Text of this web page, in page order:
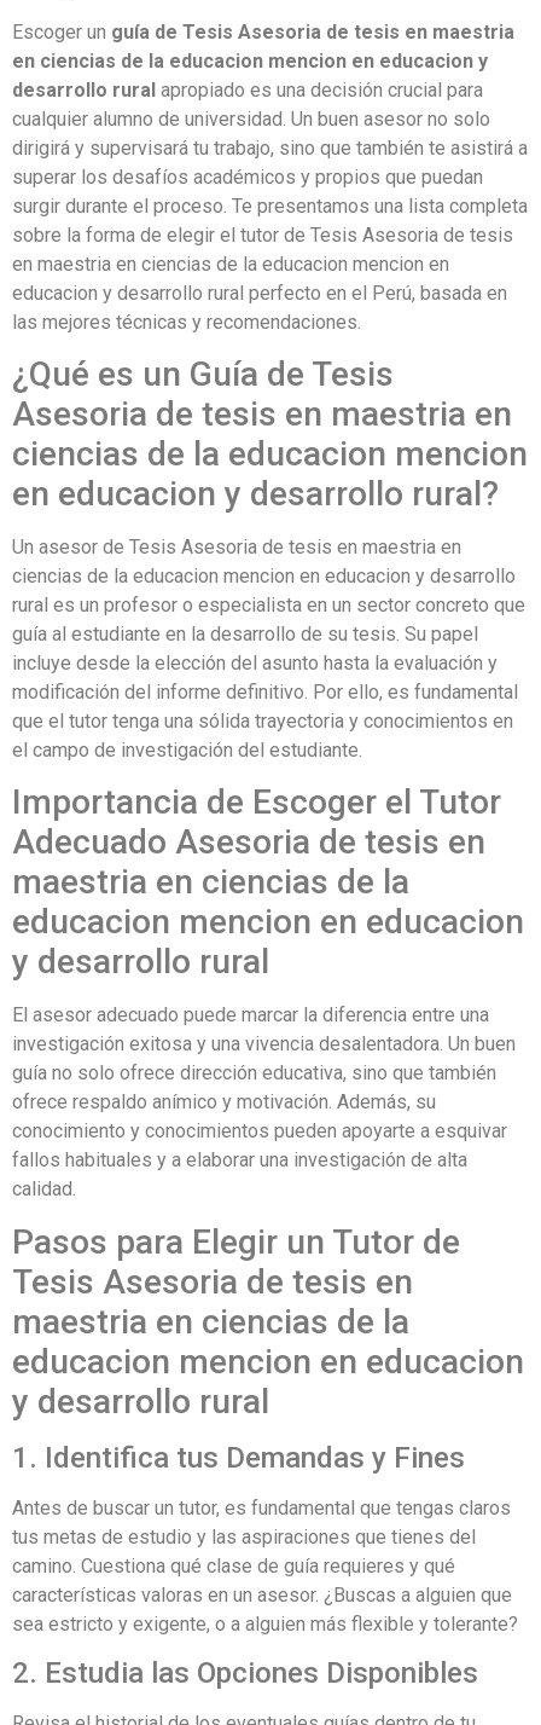
Escoger un guía de Tesis Asesoria de tesis en maestria
en ciencias de la educacion mencion en educacion y
desarrollo rural apropiado es una decisión crucial para
cualquier alumno de universidad. Un buen asesor no solo
dirigirá y supervisará tu trabajo, sino que también te asistirá a
superar los desafíos académicos y propios que puedan
surgir durante el proceso. Te presentamos una lista completa
sobre la forma de elegir el tutor de Tesis Asesoria de tesis
en maestria en ciencias de la educacion mencion en
educacion y desarrollo rural perfecto en el Perú, basada en
las mejores técnicas y recomendaciones.
¿Qué es un Guía de Tesis
Asesoria de tesis en maestria en
ciencias de la educacion mencion
en educacion y desarrollo rural?
Un asesor de Tesis Asesoria de tesis en maestria en
ciencias de la educacion mencion en educacion y desarrollo
rural es un profesor o especialista en un sector concreto que
guía al estudiante en la desarrollo de su tesis. Su papel
incluye desde la elección del asunto hasta la evaluación y
modificación del informe definitivo. Por ello, es fundamental
que el tutor tenga una sólida trayectoria y conocimientos en
el campo de investigación del estudiante.
Importancia de Escoger el Tutor
Adecuado Asesoria de tesis en
maestria en ciencias de la
educacion mencion en educacion
y desarrollo rural
El asesor adecuado puede marcar la diferencia entre una
investigación exitosa y una vivencia desalentadora. Un buen
guía no solo ofrece dirección educativa, sino que también
ofrece respaldo anímico y motivación. Además, su
conocimiento y conocimientos pueden apoyarte a esquivar
fallos habituales y a elaborar una investigación de alta
calidad.
Pasos para Elegir un Tutor de
Tesis Asesoria de tesis en
maestria en ciencias de la
educacion mencion en educacion
y desarrollo rural
1. Identifica tus Demandas y Fines
Antes de buscar un tutor, es fundamental que tengas claros
tus metas de estudio y las aspiraciones que tienes del
camino. Cuestiona qué clase de guía requieres y qué
características valoras en un asesor. ¿Buscas a alguien que
sea estricto y exigente, o a alguien más flexible y tolerante?
2. Estudia las Opciones Disponibles